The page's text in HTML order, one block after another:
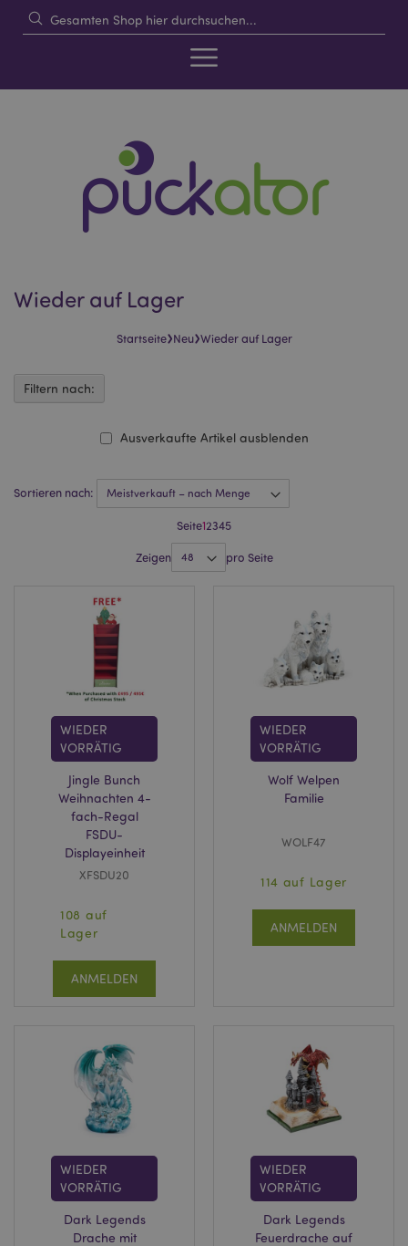
Wieder auf Lager
Startseite›Neu›Wieder auf Lager
Sortieren nach:
Seite12345
Zeigen pro Seite
WIEDER
VORRÄTIG
Jingle Bunch
Weihnachten 4-
fach-Regal
FSDU-
Displayeinheit
XFSDU20
108 auf
Lager
ANMELDEN
WIEDER
VORRÄTIG
Wolf Welpen
Familie
WOLF47
114 auf Lager
ANMELDEN
WIEDER
VORRÄTIG
Dark Legends
Drache mit
WIEDER
VORRÄTIG
Dark Legends
Feuerdrache auf
Ausverkaufte Artikel ausblenden
Filtern nach: